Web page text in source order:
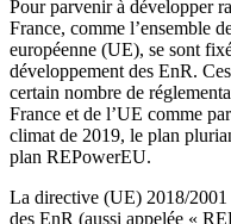
Pour parvenir à développer
France, comme l’ensemble
européenne (UE), se sont
développement des EnR.
certain nombre de
France et de l’UE comme
climat de 2019, le plan
plan REPowerEU.
La directive (UE) 2018/
des EnR (aussi appelée «